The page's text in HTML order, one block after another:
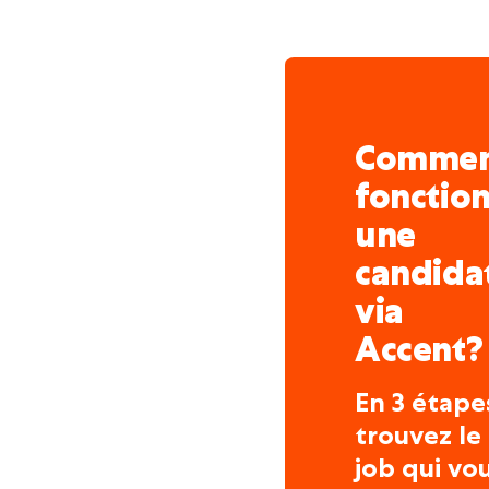
Si vous êtes
de recevoir votre
l'adresse e-mail
Selma au 02.210.59.22.
une
via
Accent?
En 3
trouvez le
job qui